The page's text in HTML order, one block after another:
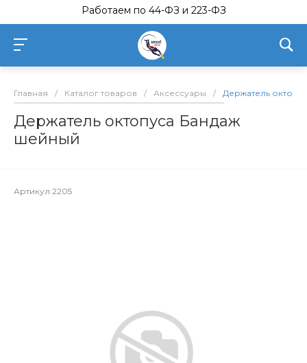
Работаем по 44-ФЗ и 223-ФЗ
Главная / Каталог товаров / Аксессуары / Держатель
Держатель октопуса Бандаж
шейный
Артикул 2205